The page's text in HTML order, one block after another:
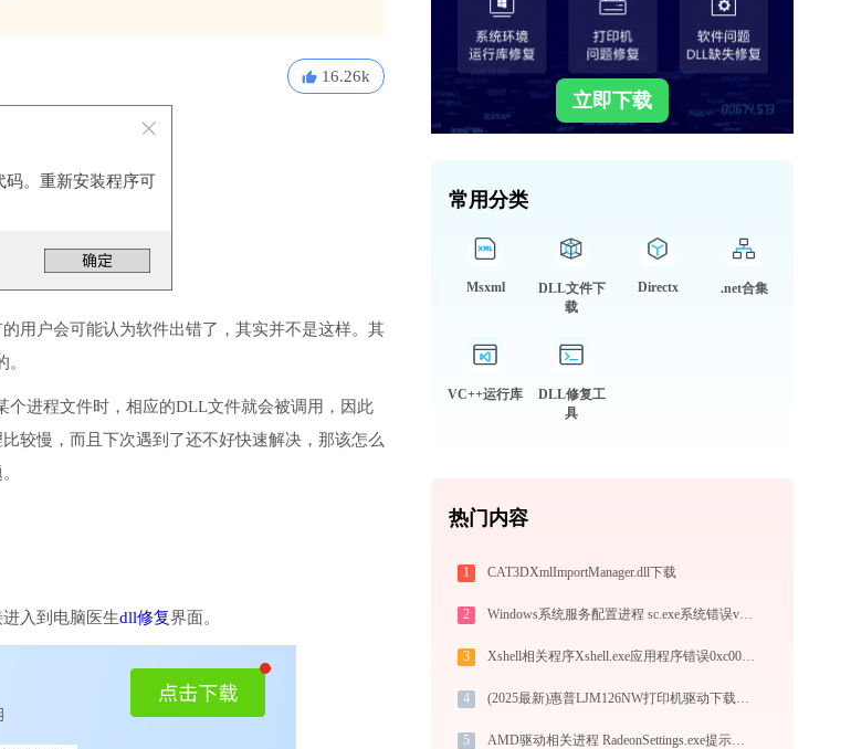
16.26k
码。重新安装程序可
用户会可能认为软件出错了，其实并不是这样。其
。
进程文件时，相应的DLL文件就会被调用，因此
较慢，而且下次遇到了还不好快速解决，那该怎么
入到电脑医生dll修复界面。
立即下载
常用分类
Msxml
DLL文件下
载
Directx .net合集
VC++运行库
DLL修复工
具
热门内容
1 CAT3DXmlImportManager.dll下载
2 Windows系统服务配置进程 sc.exe系统错误vcomp140.dll丢失如何解决
3 Xshell相关程序Xshell.exe应用程序错误0xc000007b解决方法
4 (2025最新)惠普LJM126NW打印机驱动下载安装指南 | 官方驱动支持
5 AMD驱动相关进程 RadeonSettings.exe提示缺少msvcr100.dll文件的解决办法